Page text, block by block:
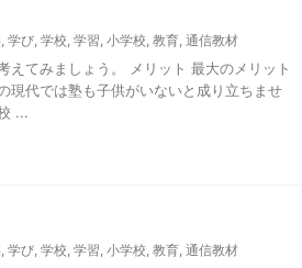
, 学び, 学校, 学習, 小学校, 教育, 通信教材
えてみましょう。 メリット 最大のメリット
現代では塾も子供がいないと成り立ちませ
...
, 学び, 学校, 学習, 小学校, 教育, 通信教材